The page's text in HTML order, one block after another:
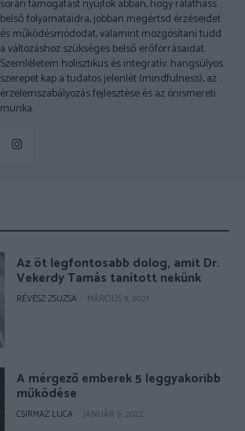
során támogatást nyújtok abban, hogy ráláthass
belső folyamataidra, jobban megértsd érzéseidet
és működésmódodat, valamint mozgósítani tudd
a változáshoz szükséges belső erőforrásaidat.
Szemléletem holisztikus és integratív: hangsúlyos
szerepet kap a tudatos jelenlét (mindfulness), az
érzelemszabályozás fejlesztése és az önismereti
munka.
Az öt legfontosabb dolog, amit Dr.
Vekerdy Tamás tanított nekünk
RÉVÉSZ ZSUZSA MÁRCIUS 9, 2021
A mérgező emberek 5 leggyakoribb
működése
CSIRMAZ LUCA JANUÁR 9, 2022